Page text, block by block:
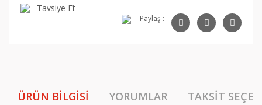
Tavsiye Et
Paylaş :
ÜRÜN BILGISI YORUMLAR TAKSIT